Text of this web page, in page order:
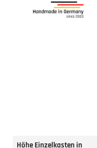
Höhe Einzelkasten in